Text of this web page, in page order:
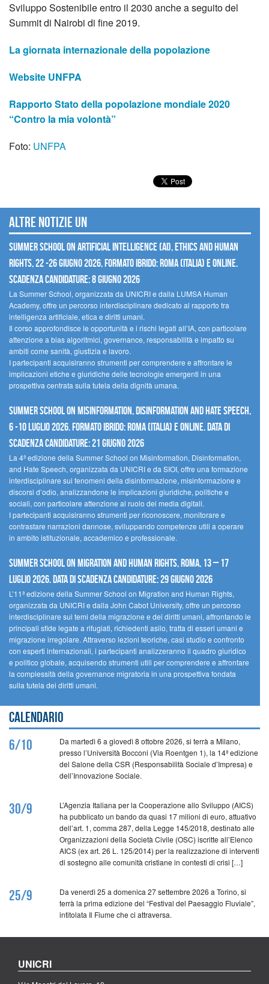
Sviluppo Sostenibile entro il 2030 anche a seguito del
Summit di Nairobi di fine 2019.
La giornata internazionale della popolazione
Website UNFPA
Rapporto Stato della popolazione mondiale 2020
“Contro la mia volontà”
Foto: UNFPA
Altre notizie UN
Summer School on Artificial Intelligence (AI), Ethics and Human
Rights, 22 -26 giugno 2026, Formato Ibrido: Roma (Italia) e online.
Scadenza candidature: 8 giugno 2026
La Summer School, organizzata da UNICRI e dalla LUMSA Human
Academy, offre un percorso interdisciplinare dedicato al rapporto tra
intelligenza artificiale, etica e diritti umani.
Il corso approfondisce le opportunità e i rischi legati all’IA, con particolare
attenzione a bias algoritmici, governance, responsabilità e impatto su
ambiti come sanità, giustizia e lavoro.
I partecipanti acquisiranno strumenti per comprendere e affrontare le
implicazioni etiche e giuridiche delle tecnologie emergenti in una
prospettiva centrata sulla tutela della dignità umana.
Summer School on Misinformation, Disinformation and Hate Speech,
6 -10 luglio 2026. Formato ibrido: Roma (Italia) e online. Data di
scadenza candidature: 21 giugno 2026
La 4ª edizione della Summer School on Misinformation, Disinformation,
and Hate Speech, organizzata da UNICRI e da SIOI, offre una formazione
interdisciplinare sui fenomeni della disinformazione, misinformazione e
discorsi d’odio, analizzandone le implicazioni giuridiche, politiche e
sociali, con particolare attenzione al ruolo dei media digitali.
I partecipanti acquisiranno strumenti per riconoscere, monitorare e
contrastare narrazioni dannose, sviluppando competenze utili a operare
in ambito istituzionale, accademico e professionale.
Summer School on Migration and Human Rights, Roma, 13 – 17
Luglio 2026. Data di scadenza candidature: 29 Giugno 2026
L’11ª edizione della Summer School on Migration and Human Rights,
organizzata da UNICRI e dalla John Cabot University, offre un percorso
interdisciplinare sui temi della migrazione e dei diritti umani, affrontando le
principali sfide legate a rifugiati, richiedenti asilo, tratta di esseri umani e
migrazione irregolare. Attraverso lezioni teoriche, casi studio e confronto
con esperti internazionali, i partecipanti analizzeranno il quadro giuridico
e politico globale, acquisendo strumenti utili per comprendere e affrontare
la complessità della governance migratoria in una prospettiva fondata
sulla tutela dei diritti umani.
Calendario
6/10
Da martedì 6 a giovedì 8 ottobre 2026, si terrà a Milano,
presso l’Università Bocconi (Via Roentgen 1), la 14ª edizione
del Salone della CSR (Responsabilità Sociale d’Impresa) e
dell’Innovazione Sociale.
30/9
L’Agenzia Italiana per la Cooperazione allo Sviluppo (AICS)
ha pubblicato un bando da quasi 17 milioni di euro, attuativo
dell’art. 1, comma 287, della Legge 145/2018, destinato alle
Organizzazioni della Società Civile (OSC) iscritte all’Elenco
AICS (ex art. 26 L. 125/2014) per la realizzazione di interventi
di sostegno alle comunità cristiane in contesti di crisi […]
25/9
Da venerdì 25 a domenica 27 settembre 2026 a Torino, si
terrà la prima edizione del “Festival del Paesaggio Fluviale”,
intitolata Il Fiume che ci attraversa.
UNICRI